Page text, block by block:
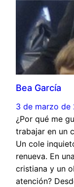
Bea García
3 de marzo de
¿Por qué me
trabajar en un
Un cole
renueva. En
cristiana y un
atención?